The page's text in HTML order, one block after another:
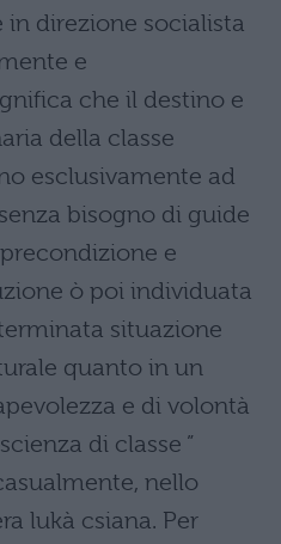
in direzione socialista
e
che il destino e
della classe
esclusivamente ad
bisogno di guide
e
ò poi individuata
situazione
quanto in un
e di volontà
di classe ”
nello
lukà csiana. Per